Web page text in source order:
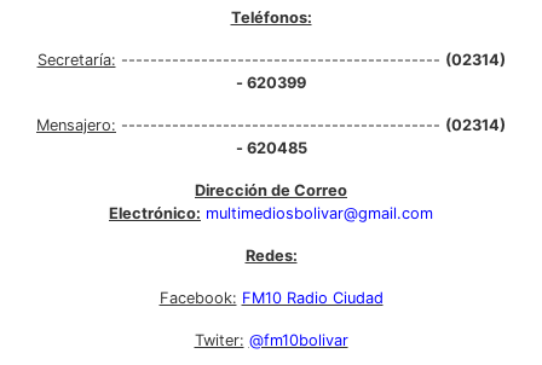
Teléfonos:
Secretaría: -------------------------------------------- (02314)
- 620399
Mensajero: -------------------------------------------- (02314)
- 620485
Dirección de Correo
Electrónico: multimediosbolivar@gmail.com
Redes:
Facebook: FM10 Radio Ciudad
Twiter: @fm10bolivar